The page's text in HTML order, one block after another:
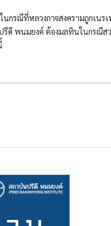
กรณีที่หลวงกาจสงครามถูกเนร
รีดี พนมยงค์ ต้องมลทินในกรณีส